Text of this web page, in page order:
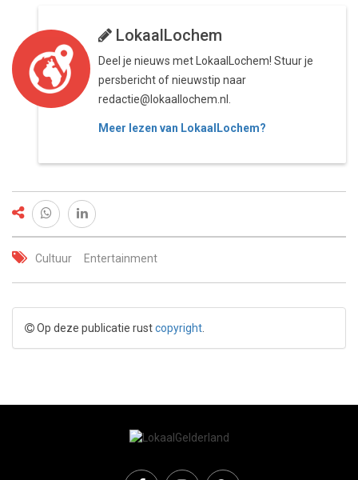
LokaalLochem
Deel je nieuws met LokaalLochem! Stuur je
persbericht of nieuwstip naar
redactie@lokaallochem.nl.
Meer lezen van LokaalLochem?
Cultuur Entertainment
Op deze publicatie rustcopyright